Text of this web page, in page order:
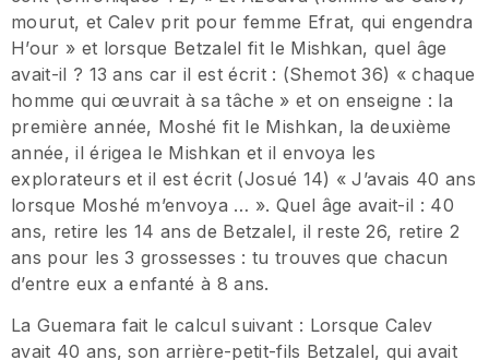
mourut, et Calev prit pour femme Efrat, qui engendra
H’our » et lorsque Betzalel fit le Mishkan, quel âge
avait-il ? 13 ans car il est écrit : (Shemot 36) « chaque
homme qui œuvrait à sa tâche » et on enseigne : la
première année, Moshé fit le Mishkan, la deuxième
année, il érigea le Mishkan et il envoya les
explorateurs et il est écrit (Josué 14) « J’avais 40 ans
lorsque Moshé m’envoya … ». Quel âge avait-il : 40
ans, retire les 14 ans de Betzalel, il reste 26, retire 2
ans pour les 3 grossesses : tu trouves que chacun
d’entre eux a enfanté à 8 ans.
La Guemara fait le calcul suivant : Lorsque Calev
avait 40 ans, son arrière-petit-fils Betzalel, qui avait